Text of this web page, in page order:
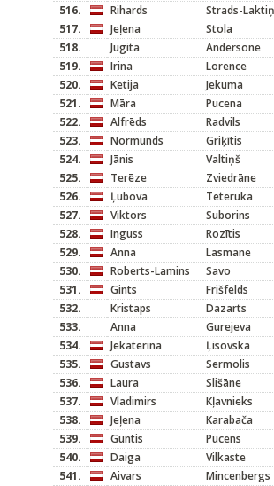
516.
Rihards
Strads-
517.
Jeļena
Stola
518.
Jugita
Andersone
519.
Irina
Lorence
520.
Ketija
Jekuma
521.
Māra
Pucena
522.
Alfrēds Radvils
523.
Normunds
Griķītis
524.
Jānis
Valtiņš
525.
Terēze
Zviedrāne
526.
Ļubova Teteruka
527.
Viktors Suborins
528.
Inguss
Rozītis
529.
Anna
Lasmane
530.
Roberts-Lamins Savo
531.
Gints
Frišfelds
532.
Kristaps
Dazarts
533.
Anna Gurejeva
534.
Jekaterina Ļisovska
535.
Gustavs Sermolis
536.
Laura
Slišāne
537.
Vladimirs Kļavnieks
538.
Jeļena Karabača
539.
Guntis
Pucens
540.
Daiga Vilkaste
541.
Aivars Mincenbergs